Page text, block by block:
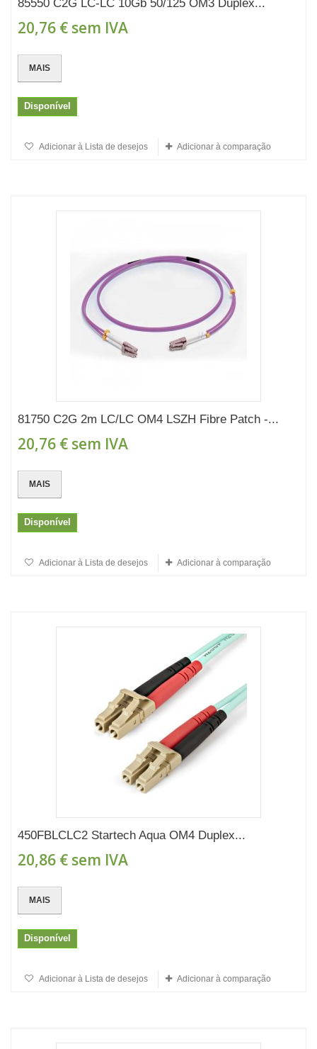
85550 C2G LC-LC 10Gb 50/125 OM3 Duplex...
20,76 € sem IVA
MAIS
Disponível
Adicionar à Lista de desejos Adicionar à comparação
81750 C2G 2m LC/LC OM4 LSZH Fibre Patch -...
20,76 € sem IVA
MAIS
Disponível
Adicionar à Lista de desejos Adicionar à comparação
450FBLCLC2 Startech Aqua OM4 Duplex...
20,86 € sem IVA
MAIS
Disponível
Adicionar à Lista de desejos Adicionar à comparação